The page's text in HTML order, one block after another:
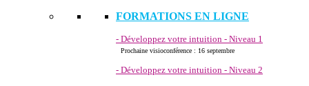
FORMATIONS EN LIGNE
- Développez votre intuition - Niveau 1
Prochaine visioconférence : 16 septembre
- Développez votre intuition - Niveau 2